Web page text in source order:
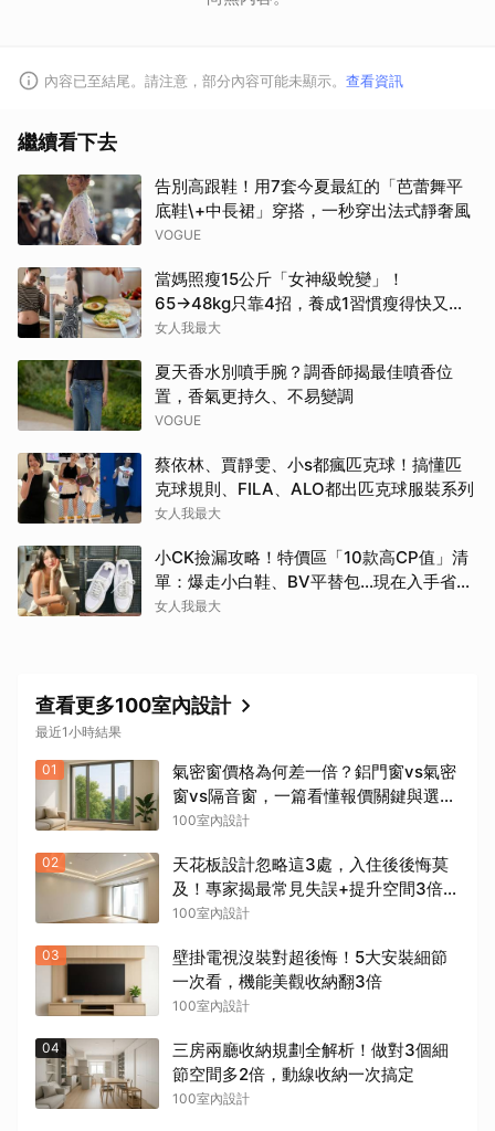
內容已至結尾。請注意，部分內容可能未顯示。 查看資訊
繼續看下去
告別高跟鞋！用7套今夏最紅的「芭蕾舞平
底鞋\+中長裙」穿搭，一秒穿出法式靜奢風
VOGUE
當媽照瘦15公斤「女神級蛻變」！
65→48kg只靠4招，養成1習慣瘦得快又不
復胖
女人我最大
夏天香水別噴手腕？調香師揭最佳噴香位
置，香氣更持久、不易變調
VOGUE
蔡依林、賈靜雯、小s都瘋匹克球！搞懂匹
克球規則、FILA、ALO都出匹克球服裝系列
女人我最大
小CK撿漏攻略！特價區「10款高CP值」清
單：爆走小白鞋、BV平替包…現在入手省一
筆
女人我最大
查看更多100室內設計
最近1小時結果
01
氣密窗價格為何差一倍？鋁門窗vs氣密
窗vs隔音窗，一篇看懂報價關鍵與選購
陷阱
100室內設計
02
天花板設計忽略這3處，入住後後悔莫
及！專家揭最常見失誤+提升空間3倍實
用密技
100室內設計
03
壁掛電視沒裝對超後悔！5大安裝細節
一次看，機能美觀收納翻3倍
100室內設計
04
三房兩廳收納規劃全解析！做對3個細
節空間多2倍，動線收納一次搞定
100室內設計